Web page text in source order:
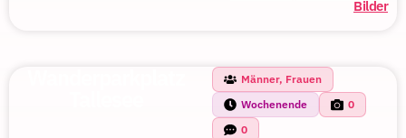
Bilder
Männer, Frauen
Wochenende
0
0